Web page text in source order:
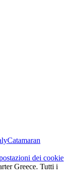
Catamaran
dei cookie
Greece. Tutti i